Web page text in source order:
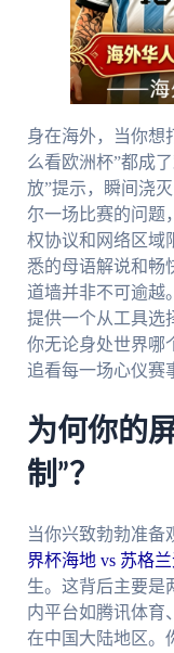
身在海外，当你想
么看欧洲杯”都成
放”提示，瞬间浇
尔一场比赛的问题
权协议和网络区域
悉的母语解说和畅
道墙并非不可逾越
提供一个从工具选
你无论身处世界哪
追看每一场心仪赛
为何你的
制”？
当你兴致勃勃准备
界杯海地 vs 苏格
生。这背后主要是
内平台如腾讯体育
在中国大陆地区。